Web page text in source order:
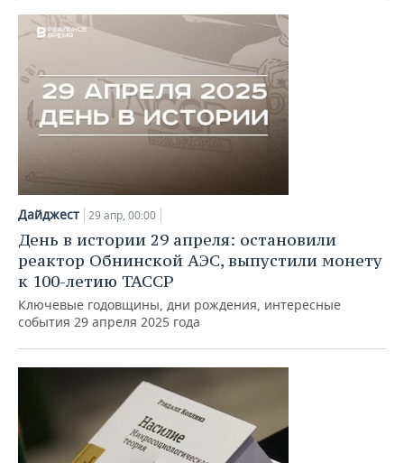
Дайджест 29 апр, 00:00
День в истории 29 апреля: остановили
реактор Обнинской АЭС, выпустили монету
к 100-летию ТАССР
Ключевые годовщины, дни рождения, интересные
события 29 апреля 2025 года